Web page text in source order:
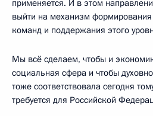
применяется. И в этом
выйти на механизм
команд и поддержания этого
Мы всё сделаем, чтобы и
социальная сфера и чтобы
тоже соответствовала сегодня
требуется для Российской